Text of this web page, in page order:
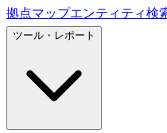
拠点マップエンティティ検
ツール・レポート